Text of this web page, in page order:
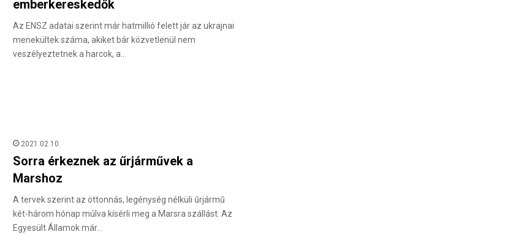
emberkereskedők
Az ENSZ adatai szerint már hatmillió felett jár az ukrajnai
menekültek száma, akiket bár közvetlenül nem
veszélyeztetnek a harcok, a…
2021.02.10.
Sorra érkeznek az űrjárművek a
Marshoz
A tervek szerint az öttonnás, legénység nélküli űrjármű
két-három hónap múlva kísérli meg a Marsra szállást. Az
Egyesült Államok már…